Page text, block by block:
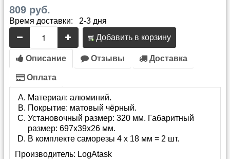
809 руб.
Время доставки: 2-3 дня
Добавить в корзину
Описание Отзывы Доставка
Оплата
Материал: алюминий.
Покрытие: матовый чёрный.
Установочный размер: 320 мм. Габаритный
размер: 697х39х26 мм.
В комплекте саморезы 4 х 18 мм = 2 шт.
Производитель: LogAtask